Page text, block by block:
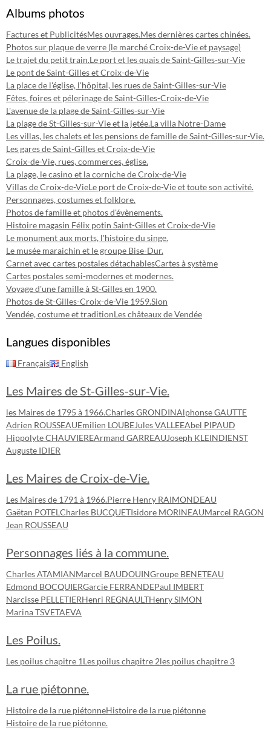
Albums photos
Factures et PublicitésMes ouvrages.Mes dernières cartes chinées.
Photos sur plaque de verre (le marché Croix-de-Vie et paysage)
Le trajet du petit train.Le port et les quais de Saint-Gilles-sur-Vie
Le pont de Saint-Gilles et Croix-de-Vie
La place de l'église, l'hôpital, les rues de Saint-Gilles-sur-Vie
Fêtes, foires et pélerinage de Saint-Gilles-Croix-de-Vie
L'avenue de la plage de Saint-Gilles-sur-Vie
La plage de St-Gilles-sur-Vie et la jetée.La villa Notre-Dame
Les villas, les chalets et les pensions de famille de Saint-Gilles-sur-Vie.
Les gares de Saint-Gilles et Croix-de-Vie
Croix-de-Vie, rues, commerces, église.
La plage, le casino et la corniche de Croix-de-Vie
Villas de Croix-de-VieLe port de Croix-de-Vie et toute son activité.
Personnages, costumes et folklore.
Photos de famille et photos d'évènements.
Histoire magasin Félix potin Saint-Gilles et Croix-de-Vie
Le monument aux morts, l'histoire du singe.
Le musée maraichin et le groupe Bise-Dur.
Carnet avec cartes postales détachablesCartes à système
Cartes postales semi-modernes et modernes.
Voyage d'une famille à St-Gilles en 1900.
Photos de St-Gilles-Croix-de-Vie 1959.Sion
Vendée, costume et traditionLes châteaux de Vendée
Langues disponibles
Français English
Les Maires de St-Gilles-sur-Vie.
les Maires de 1795 à 1966.Charles GRONDINAlphonse GAUTTE
Adrien ROUSSEAUEmilien LOUBEJules VALLEEAbel PIPAUD
Hippolyte CHAUVIEREArmand GARREAUJoseph KLEINDIENST
Auguste IDIER
Les Maires de Croix-de-Vie.
Les Maires de 1791 à 1966.Pierre Henry RAIMONDEAU
Gaëtan POTEL Charles BUCQUETIsidore MORINEAUMarcel RAGON
Jean ROUSSEAU
Personnages liés à la commune.
Charles ATAMIANMarcel BAUDOUINGroupe BENETEAU
Edmond BOCQUIERGarcie FERRANDEPaul IMBERT
Narcisse PELLETIERHenri REGNAULTHenry SIMON
Marina TSVETAEVA
Les Poilus.
Les poilus chapitre 1Les poilus chapitre 2les poilus chapitre 3
La rue piétonne.
Histoire de la rue piétonneHistoire de la rue piétonne
Histoire de la rue piétonne.